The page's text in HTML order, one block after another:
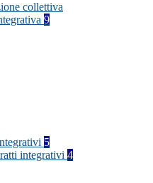
collettiva
9
5
integrativi 4